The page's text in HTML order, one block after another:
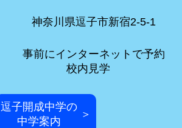
神奈川県逗子市新宿2‐5‐1
事前にインターネットで予約
校内見学
逗子開成中学の
中学案内
＞